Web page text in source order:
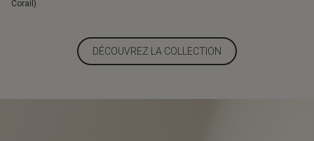
Corail)
DÉCOUVREZ LA COLLECTION